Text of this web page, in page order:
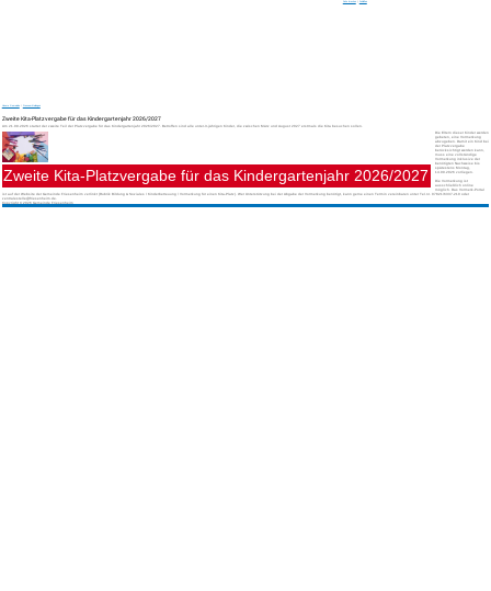
Seite drucken Schließen
Unsere Gemeinde Pressemitteilungen
Zweite Kita-Platzvergabe für das Kindergartenjahr 2026/2027
Am 21.09.2026 startet der zweite Teil der Platzvergabe für das Kindergartenjahr 2026/2027. Betroffen sind alle unter-3-jährigen Kinder, die zwischen März und August 2027 erstmals die Kita besuchen sollen.
Zweite Kita-Platzvergabe für das Kindergartenjahr 2026/2027
Die Eltern dieser Kinder werden
gebeten, eine Vormerkung
abzugeben. Damit ein Kind bei
der Platzvergabe
berücksichtigt werden kann,
muss eine vollständige
Vormerkung inklusive der
benötigten Nachweise bis
spätestens Montag,
14.09.2026 vorliegen.
Die Vormerkung ist
ausschließlich online
möglich. Das Vormerk-Portal
ist auf der Website der Gemeinde Friesenheim verlinkt (Rubrik Bildung & Soziales \ Kinderbetreuung \ Vormerkung für einen Kita-Platz). Wer Unterstützung bei der Abgabe der Vormerkung benötigt, kann gerne einen Termin vereinbaren unter Tel.nr. 07821/6337-210 oder
zentralestelle@friesenheim.de.
Copyright © 2026 Gemeinde Friesenheim